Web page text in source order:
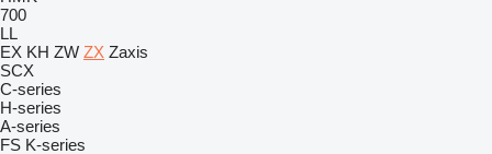
700
LL
EX KH ZW ZX Zaxis
SCX
C-series
H-series
A-series
FS K-series